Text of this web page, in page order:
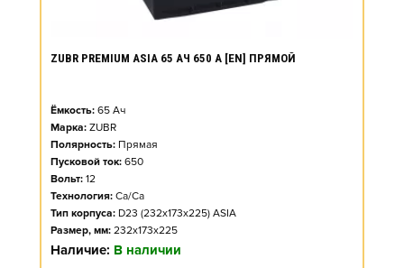
ZUBR PREMIUM ASIA 65 АЧ 650 А [EN] ПРЯМОЙ
Ёмкость: 65 Ач
Марка: ZUBR
Полярность: Прямая
Пусковой ток: 650
Вольт: 12
Технология: Ca/Ca
Тип корпуса: D23 (232x173x225) ASIA
Размер, мм: 232x173x225
Наличие: В наличии